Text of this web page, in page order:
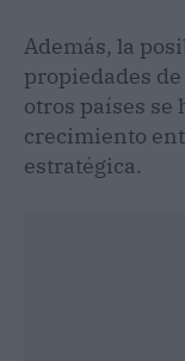
Además, la
propiedades de
otros países se
crecimiento
estratégica.